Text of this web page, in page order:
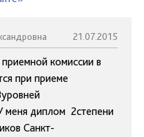
21.07.2015
комиссии в
при приеме
меня диплом 2степени
Санкт-